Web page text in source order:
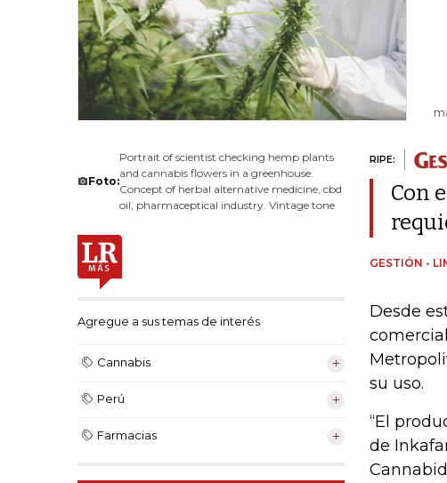
Foto:
Portrait of scientist checking hemp plants
and cannabis flowers in a greenhouse.
Concept of herbal alternative medicine, cbd
oil, pharmaceptical industry. Vintage tone
Agregue a sus temas de interés
Cannabis
Perú
Farmacias
RIPE:
Con
GESTIÓN -
Desde
su uso.
“El
de